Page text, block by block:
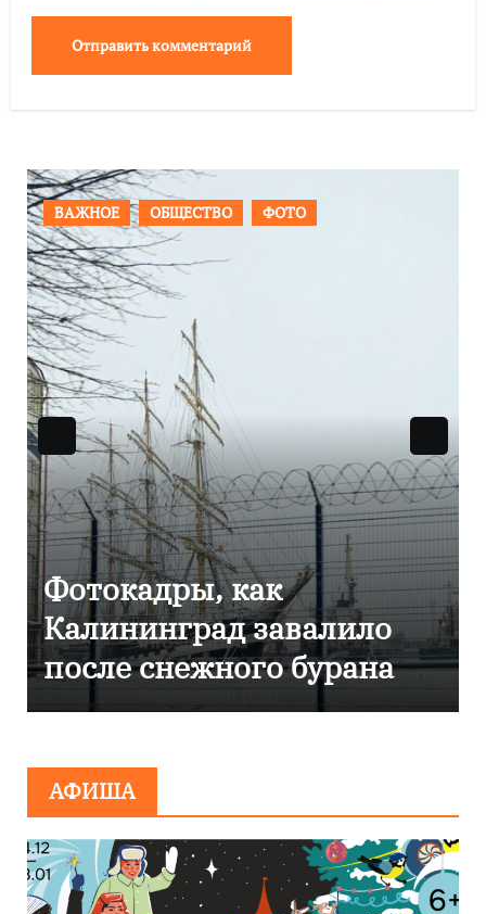
ПРОИСШЕСТВИЯ ФОТО
Фоторепортаж как в
Калининграде
эвакуировали ТЦ из-за
сообщения о
АФИША